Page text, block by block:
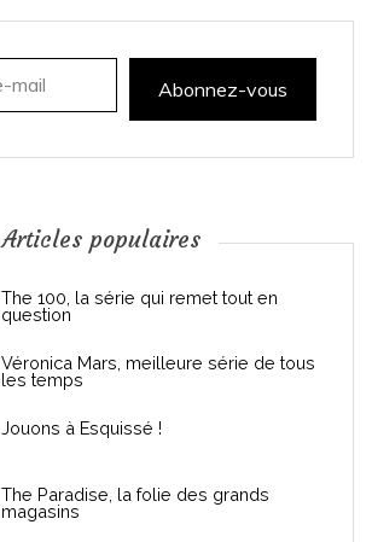
Abonnez-vous
Articles populaires
The 100, la série qui remet tout en
question
Véronica Mars, meilleure série de tous
les temps
Jouons à Esquissé !
The Paradise, la folie des grands
magasins